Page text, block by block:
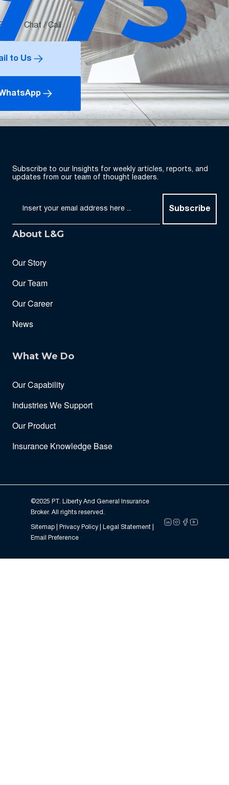
/ Chat / Call
to Us
Subscribe to our Insights for weekly articles, reports, and
updates from our team of thought leaders.
Subscribe
About L&G
Our Story
Our Team
Our Career
News
What We Do
Our Capability
Industries We Support
Our Product
Insurance Knowledge Base
©2025 PT. Liberty And General Insurance
Broker. All rights reserved.
Sitemap | Privacy Policy | Legal Statement |
Email Preference